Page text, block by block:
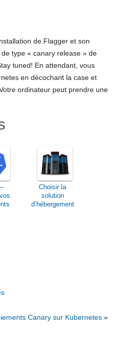
de Flagger et son
type « canary release » de
tuned! En attendant, vous
en décochant la case et
ordinateur peut prendre une
Choisir la
solution
d’hébergement
Canary sur Kubernetes »